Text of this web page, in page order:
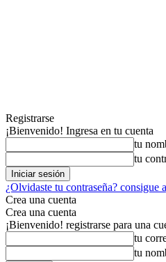
Registrarse
¡Bienvenido! Ingresa en tu cuenta
tu
tu
¿Olvidaste tu contraseña? consigue
Crea una cuenta
Crea una cuenta
¡Bienvenido! registrarse para una
tu
tu